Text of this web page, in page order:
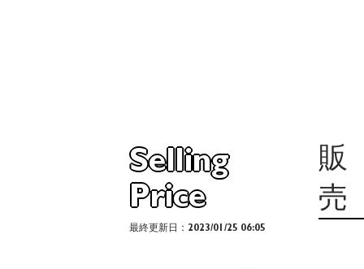
Selling
Price
販
売
最終更新日：2023/01/25 06:05